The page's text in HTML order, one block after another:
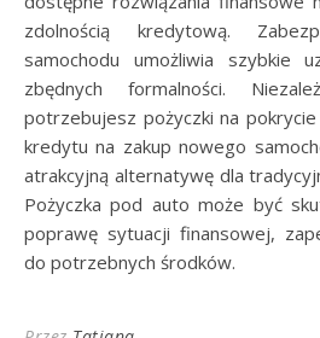
zdolnością kredytową.
samochodu umożliwia szybkie
zbędnych formalności.
potrzebujesz pożyczki na
kredytu na zakup nowego
atrakcyjną alternatywę dla
Pożyczka pod auto może być
poprawę sytuacji finansowej,
do potrzebnych środków.